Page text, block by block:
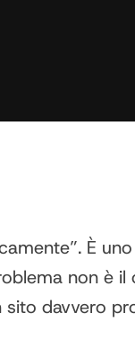
È
non è
davvero